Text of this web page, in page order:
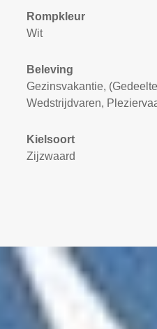
Rompkleur
Wit
Beleving
Gezinsvakantie,
Wedstrijdvaren,
Kielsoort
Zijzwaard